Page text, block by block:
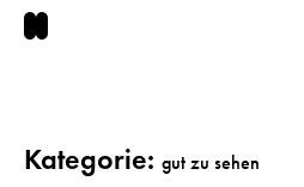
Skip
Kategorie: gut zu sehen